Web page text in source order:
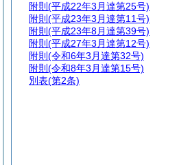
附則 (平成22年3月達第25号)
附則 (平成23年3月達第11号)
附則 (平成23年8月達第39号)
附則 (平成27年3月達第12号)
附則 (令和6年3月達第32号)
附則 (令和8年3月達第15号)
別表(第2条)